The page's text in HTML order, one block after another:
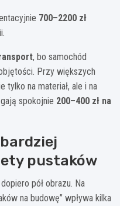
700–2200 zł
, bo samochód
Przy większych
na materiał, ale i na
spokojnie 200–400 zł na
pustaków
pół obrazu. Na
na budowę” wpływa kilka